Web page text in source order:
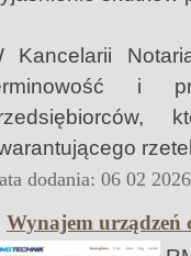
Kancelarii
i
dodania: 06 02
Wynajem urządzeń